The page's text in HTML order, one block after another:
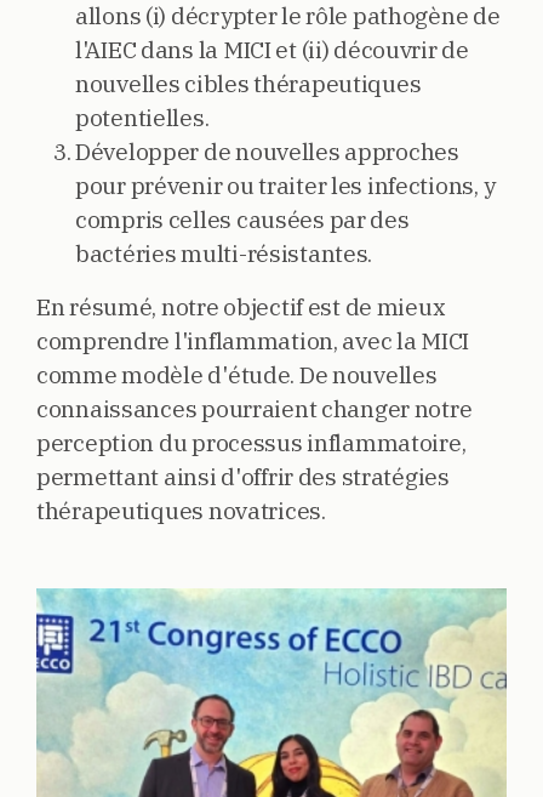
allons (i) décrypter le rôle pathogène de
l'AIEC dans la MICI et (ii) découvrir de
nouvelles cibles thérapeutiques
potentielles.
Développer de nouvelles approches
pour prévenir ou traiter les infections, y
compris celles causées par des
bactéries multi-résistantes.
En résumé, notre objectif est de mieux
comprendre l'inflammation, avec la MICI
comme modèle d'étude. De nouvelles
connaissances pourraient changer notre
perception du processus inflammatoire,
permettant ainsi d'offrir des stratégies
thérapeutiques novatrices.